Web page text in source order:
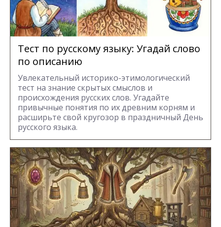
Тест по русскому языку: Угадай слово
по описанию
Увлекательный историко-этимологический
тест на знание скрытых смыслов и
происхождения русских слов. Угадайте
привычные понятия по их древним корням и
расширьте свой кругозор в праздничный День
русского языка.